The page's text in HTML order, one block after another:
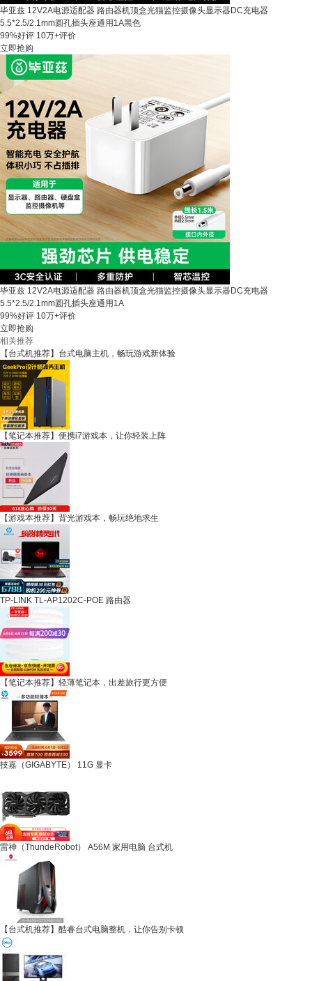
毕亚兹 12V2A电源适配器 路由器机顶盒光猫监控摄像头显示器DC充电器
5.5*2.5/2.1mm圆孔插头座通用1A黑色
99%好评 10万+评价
立即抢购
毕亚兹 12V2A电源适配器 路由器机顶盒光猫监控摄像头显示器DC充电器
5.5*2.5/2.1mm圆孔插头座通用1A
99%好评 10万+评价
立即抢购
相关推荐
【台式机推荐】台式电脑主机，畅玩游戏新体验
【笔记本推荐】便携i7游戏本，让你轻装上阵
【游戏本推荐】背光游戏本，畅玩绝地求生
TP-LINK TL-AP1202C-POE 路由器
【笔记本推荐】轻薄笔记本，出差旅行更方便
技嘉（GIGABYTE） 11G 显卡
雷神（ThundeRobot） A56M 家用电脑 台式机
【台式机推荐】酷睿台式电脑整机，让你告别卡顿